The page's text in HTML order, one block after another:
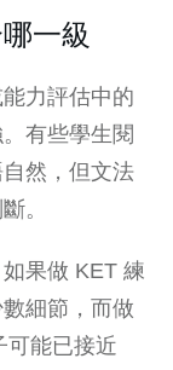
一級
力評估中的
有些學生閱
然，但文法
。
果做 KET 練
細節，而做
可能已接近